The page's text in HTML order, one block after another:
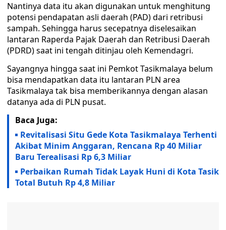
Nantinya data itu akan digunakan untuk menghitung
potensi pendapatan asli daerah (PAD) dari retribusi
sampah. Sehingga harus secepatnya diselesaikan
lantaran Raperda Pajak Daerah dan Retribusi Daerah
(PDRD) saat ini tengah ditinjau oleh Kemendagri.
Sayangnya hingga saat ini Pemkot Tasikmalaya belum
bisa mendapatkan data itu lantaran PLN area
Tasikmalaya tak bisa memberikannya dengan alasan
datanya ada di PLN pusat.
Baca Juga:
Revitalisasi Situ Gede Kota Tasikmalaya Terhenti
Akibat Minim Anggaran, Rencana Rp 40 Miliar
Baru Terealisasi Rp 6,3 Miliar
Perbaikan Rumah Tidak Layak Huni di Kota Tasik
Total Butuh Rp 4,8 Miliar